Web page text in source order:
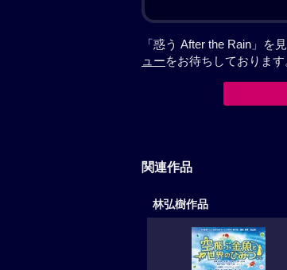
「惑う After the Rain」を
ューをお待ちしております
関連作品
林弘樹作品